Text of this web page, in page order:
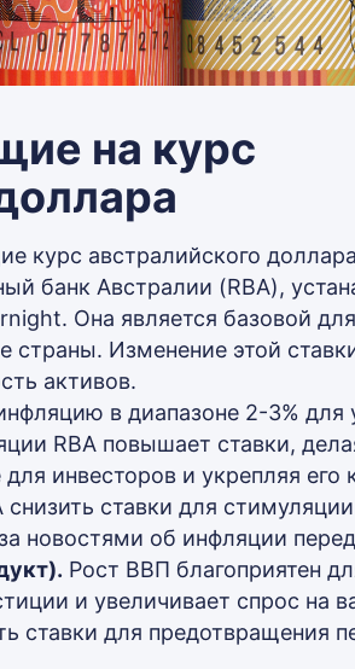
на курс
курс австралийского
банк Австралии (RBA),
Она является базовой
страны. Изменение этой
активов.
в диапазоне 2-3% для
RBA повышает ставки,
инвесторов и укрепляя его
ставки для
новостями об инфляции
Рост ВВП благоприятен
и увеличивает спрос на
ставки для предотвращения